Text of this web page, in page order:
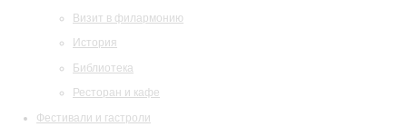
Визит в филармонию
История
Библиотека
Ресторан и кафе
Фестивали и гастроли